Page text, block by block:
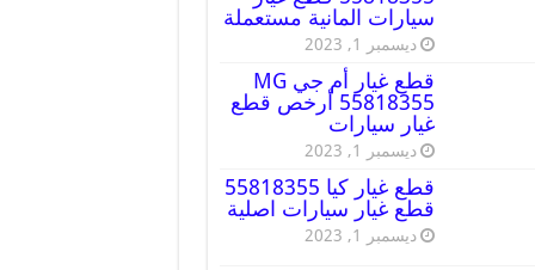
سيارات المانية مستعملة
ديسمبر 1, 2023
قطع غيار أم جي MG
55818355 أرخص قطع
غيار سيارات
ديسمبر 1, 2023
قطع غيار كيا 55818355
قطع غيار سيارات اصلية
ديسمبر 1, 2023